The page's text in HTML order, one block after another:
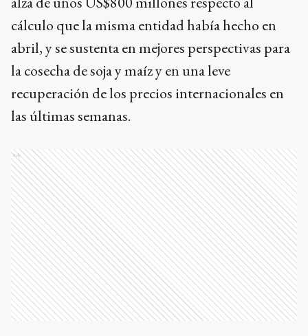
cálculo que la misma entidad había hecho en
abril, y se sustenta en mejores perspectivas para
la cosecha de soja y maíz y en una leve
recuperación de los precios internacionales en
las últimas semanas.
Ads